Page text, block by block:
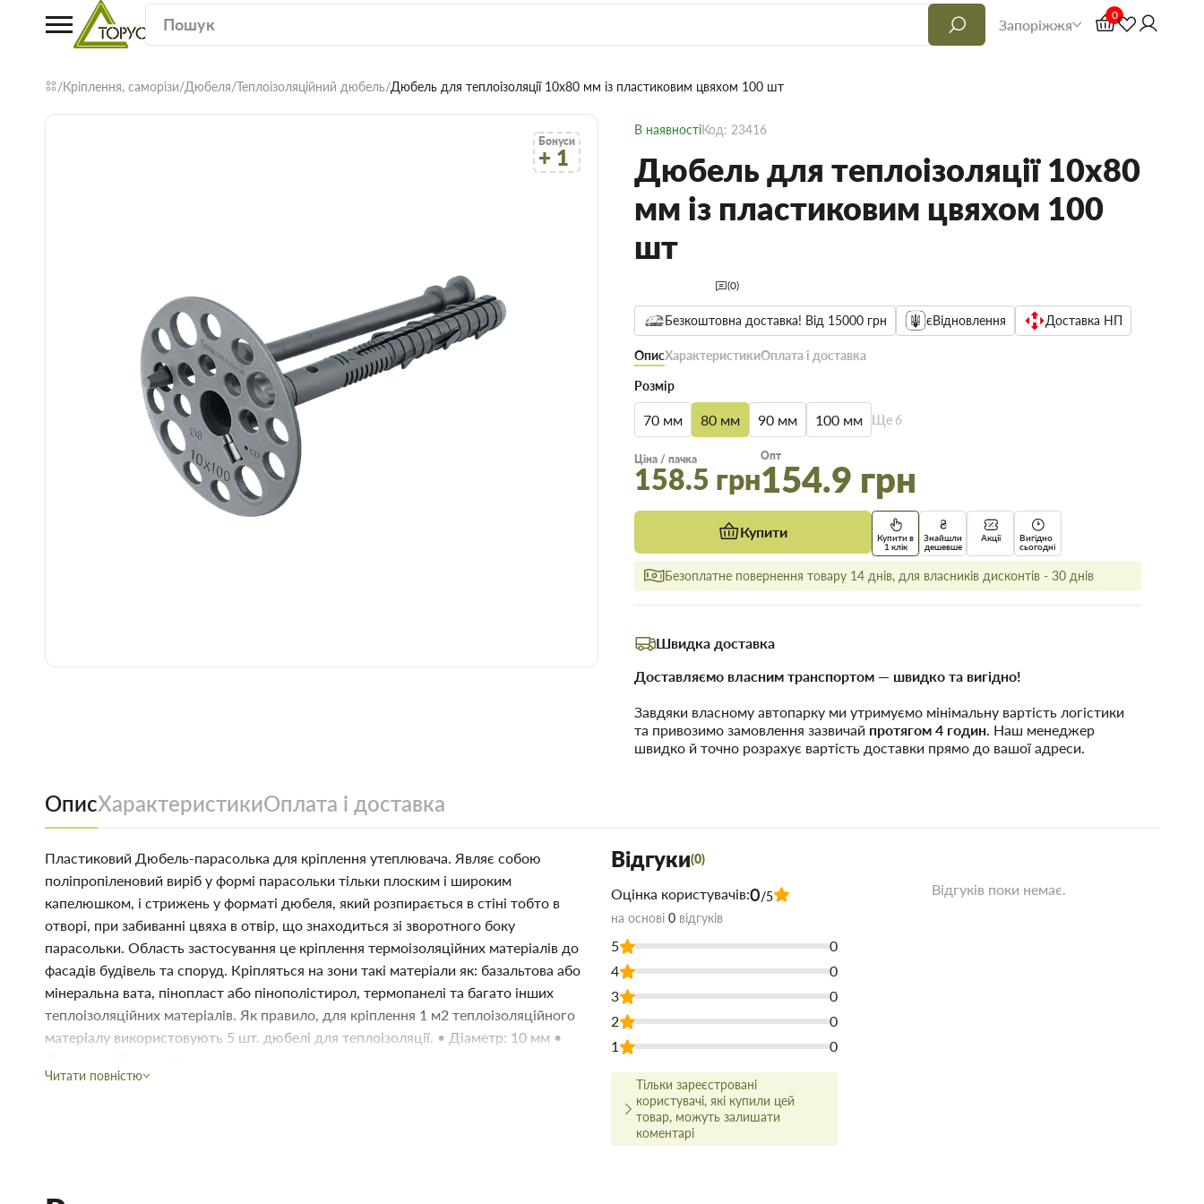
Запоріжжя
0
Кріплення, саморізи Дюбеля Теплоізоляційний дюбель Дюбель для теплоізоляції 10х80 мм із пластиковим цвяхом 100 шт
Бонуси
+ 1
В наявностіКод: 23416
Дюбель для теплоізоляції 10х80
мм із пластиковим цвяхом 100
шт
(0)
Безкоштовна доставка! Від 15000 грн єВідновлення Доставка НП
ОписХарактеристикиОплата і доставка
Розмір
70 мм 80 мм 90 мм 100 мм Ще 6
Ціна / пачка
158.5 грн
Опт
154.9 грн
Купити
Купити в
1 клік
Знайшли
дешевше
Акції
Вигідно
сьогодні
Безоплатне повернення товару 14 днів, для власників дисконтів - 30 днів
Швидка доставка
Доставляємо власним транспортом — швидко та вигідно!
Завдяки власному автопарку ми утримуємо мінімальну вартість логістики
та привозимо замовлення зазвичай протягом 4 годин. Наш менеджер
швидко й точно розрахує вартість доставки прямо до вашої адреси.
ОписХарактеристикиОплата і доставка
Пластиковий Дюбель-парасолька для кріплення утеплювача. Являє собою
поліпропіленовий виріб у формі парасольки тільки плоским і широким
капелюшком, і стрижень у форматі дюбеля, який розпирається в стіні тобто в
отворі, при забиванні цвяха в отвір, що знаходиться зі зворотного боку
парасольки. Область застосування це кріплення термоізоляційних матеріалів до
фасадів будівель та споруд. Кріпляться на зони такі матеріали як: базальтова або
мінеральна вата, пінопласт або пінополістирол, термопанелі та багато інших
теплоізоляційних матеріалів. Як правило, для кріплення 1 м2 теплоізоляційного
матеріалу використовують 5 шт. дюбелі для теплоізоляції. • Діаметр: 10 мм •
Читати повністю
Відгуки(0)
Оцінка користувачів:0/5
на основі 0 відгуків
5
0
4
0
3
0
2
0
1
0
Тільки зареєстровані
користувачі, які купили цей
товар, можуть залишати
коментарі
Відгуків поки немає.